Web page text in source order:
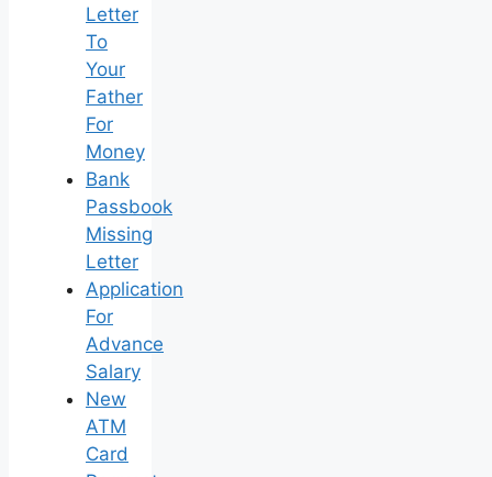
Letter
To
Your
Father
For
Money
Bank
Passbook
Missing
Letter
Application
For
Advance
Salary
New
ATM
Card